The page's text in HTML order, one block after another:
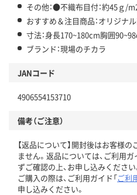
その他：●不織布目付：約45ｇ/
おすすめ＆注目商品：オリジナ
寸法：身長170~180cm胸囲
ブランド：現場のチカラ
JANコード
4906554153710
備考（ご注意）
【返品について】開封後はお客様
ません。返品については、ご利用ガ
ずご確認の上、お申し込みください
ご購入の際は、ご利用ガイド「ご利
申し込みください。